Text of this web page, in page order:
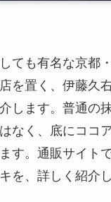
ても有名な京都
を置く、 伊藤久
します。普通の
なく、底にココ
す。通販サイト
を、詳しく紹介